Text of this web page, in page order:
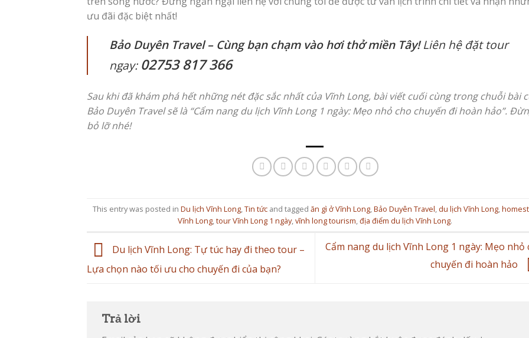
ưu đãi đặc biệt nhất!
Bảo Duyên Travel – Cùng bạn chạm vào hơi thở miền Tây! Liên hệ đặt tour
ngay: 02753 817 366
Sau khi đã khám phá hết những nét đặc sắc nhất của Vĩnh Long, bài viết cuối cùng trong chuỗi bài
Bảo Duyên Travel sẽ là “Cẩm nang du lịch Vĩnh Long 1 ngày: Mẹo nhỏ cho chuyến đi hoàn hảo”.
bỏ lỡ nhé!
This entry was posted inDu lịch Vĩnh Long,Tin tức and taggedăn gì ở Vĩnh Long,Bảo Duyên Travel, du lịch Vĩnh Long,
Vĩnh Long,tour Vĩnh Long 1 ngày,vĩnh long tourism,địa điểm du lịch Vĩnh Long.
Du lịch Vĩnh Long: Tự túc hay đi theo tour –
Lựa chọn nào tối ưu cho chuyến đi của bạn?
Cẩm nang du lịch Vĩnh Long 1 ngày: Mẹo nhỏ
chuyến đi hoàn hảo
Trả lời